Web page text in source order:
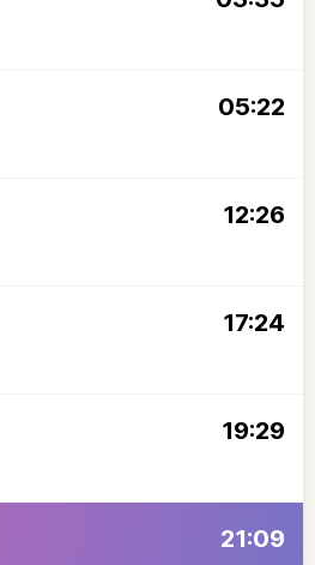
05:22
12:26
17:24
19:29
21:09